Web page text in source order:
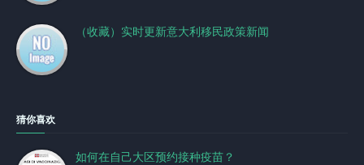
（收藏）实时更新意大利移民政策新闻
猜你喜欢
如何在自己大区预约接种疫苗？